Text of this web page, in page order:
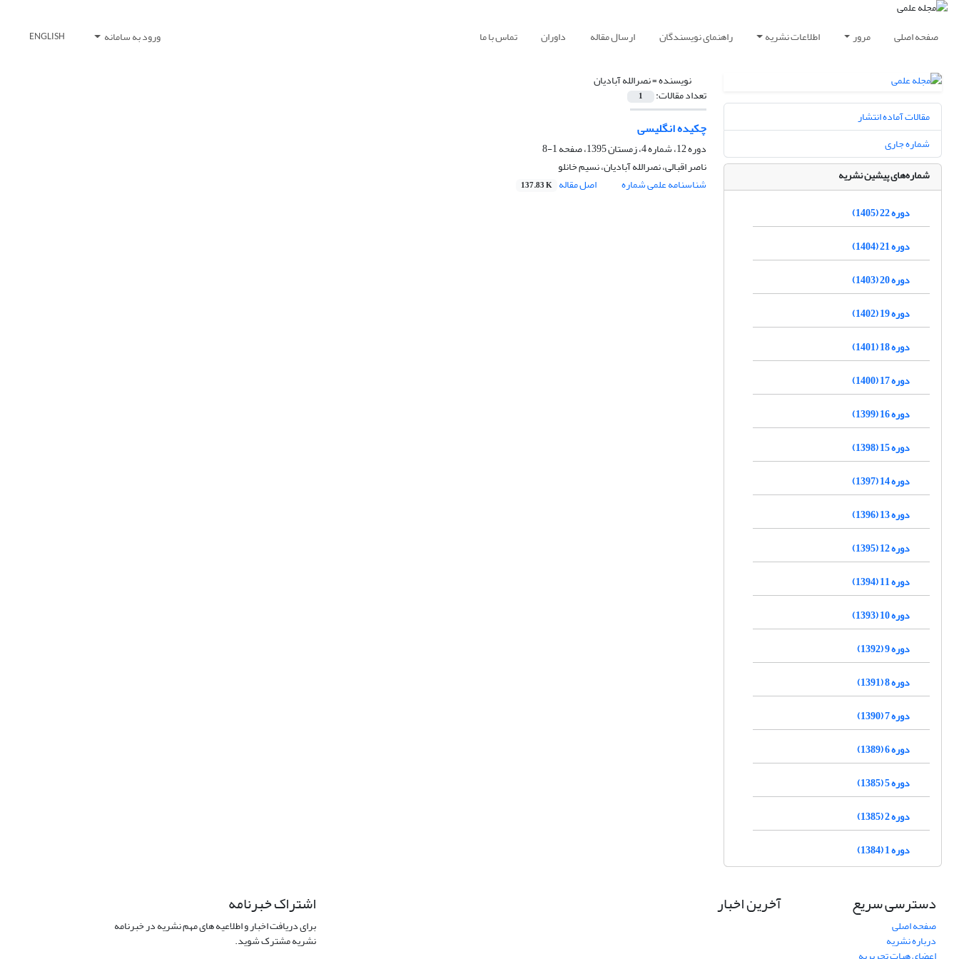
صفحه اصلی مرور اطلاعات نشریه راهنمای نویسندگان ارسال مقاله داوران تماس با ما ورود به سامانه ENGLISH
نویسنده =نصرالله آبادیان
تعداد مقالات: 1
چکیده انگلیسی
دوره 12، شماره 4، زمستان 1395، صفحه
1-8
ناصر اقبالی، نصرالله آبادیان، نسیم خانلو
شناسنامه علمی شماره
اصل مقاله 137.83 K
مقالات آماده انتشار
شماره جاری
شماره‌های پیشین نشریه
دوره 22 (1405)
دوره 21 (1404)
دوره 20 (1403)
دوره 19 (1402)
دوره 18 (1401)
دوره 17 (1400)
دوره 16 (1399)
دوره 15 (1398)
دوره 14 (1397)
دوره 13 (1396)
دوره 12 (1395)
دوره 11 (1394)
دوره 10 (1393)
دوره 9 (1392)
دوره 8 (1391)
دوره 7 (1390)
دوره 6 (1389)
دوره 5 (1385)
دوره 2 (1385)
دوره 1 (1384)
دسترسی سریع
صفحه اصلی
درباره نشریه
آخرین اخبار اشتراک خبرنامه
برای دریافت اخبار و اطلاعیه های مهم نشریه در خبرنامه
نشریه مشترک شوید.